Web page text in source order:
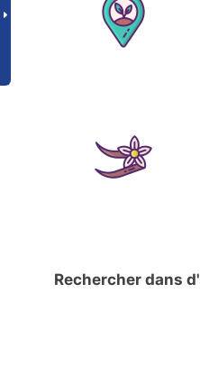
Rechercher dans